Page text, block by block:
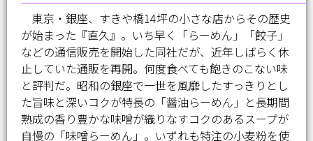
東京・銀座、すきや橋14坪の小さな店からその歴史
が始まった『直久』。いち早く「らーめん」「餃子」
などの通信販売を開始した同社だが、近年しばらく休
止していた通販を再開。何度食べても飽きのこない味
と評判だ。昭和の銀座で一世を風靡したすっきりとし
た旨味と深いコクが特長の「醤油らーめん」と長期間
熟成の香り豊かな味噌が織りなすコクのあるスープが
自慢の「味噌らーめん」。いずれも特注の小麦粉を使